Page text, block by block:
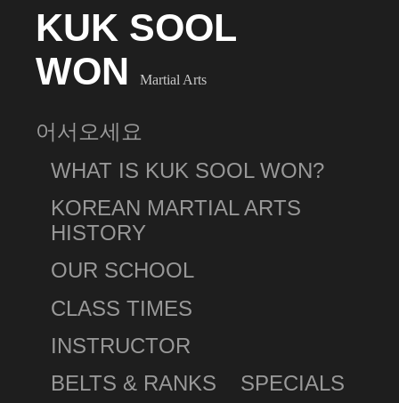
KUK SOOL
WON
Martial Arts
어서오세요
WHAT IS KUK SOOL WON?
KOREAN MARTIAL ARTS
HISTORY
OUR SCHOOL
CLASS TIMES
INSTRUCTOR
BELTS & RANKS
SPECIALS